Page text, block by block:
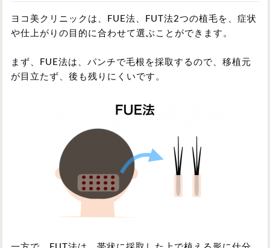
ヨコ美クリニックは、FUE法、FUT法2つの植毛を、症状
や仕上がりの目的に合わせて選ぶことができます。
まず、FUE法は、パンチで毛根を採取するので、移植元
が目立たず、後も残りにくいです。